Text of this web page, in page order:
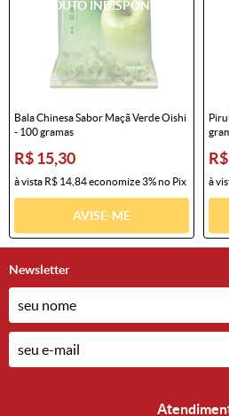
Bala Chinesa Sabor Maçã Verde Oishi
- 100 gramas
R$ 15,30
à vista R$ 14,84economize3%no Pix
AVISE-ME
à
Newsletter